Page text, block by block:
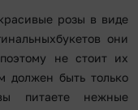
розы в виде
они
не стоит их
должен быть только
питаете нежные